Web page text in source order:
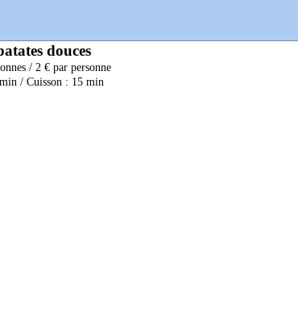
douces
/ 2 € par personne
/ Cuisson : 15 min